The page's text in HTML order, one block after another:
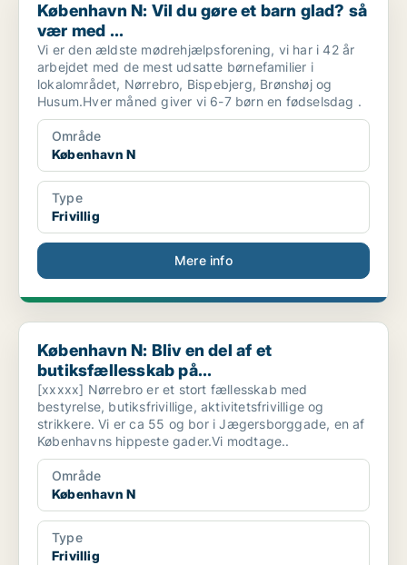
København N: Vil du gøre et barn glad? så
vær med ...
Vi er den ældste mødrehjælpsforening, vi har i 42 år
arbejdet med de mest udsatte børnefamilier i
lokalområdet, Nørrebro, Bispebjerg, Brønshøj og
Husum.Hver måned giver vi 6-7 børn en fødselsdag .
Område
København N
Type
Frivillig
Mere info
København N: Bliv en del af et butiksfællesskab på...
København N: Bliv en del af et
butiksfællesskab på...
[xxxxx] Nørrebro er et stort fællesskab med
bestyrelse, butiksfrivillige, aktivitetsfrivillige og
strikkere. Vi er ca 55 og bor i Jægersborggade, en af
Københavns hippeste gader.Vi modtage..
Område
København N
Type
Frivillig